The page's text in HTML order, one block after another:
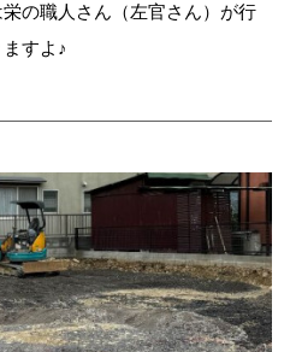
の職人さん（左官さん）が行
すよ♪